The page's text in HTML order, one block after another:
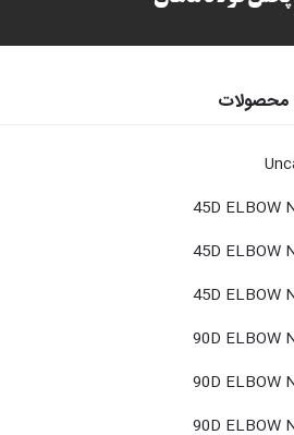
محصولات
45D ELBOW
45D ELBOW
45D ELBOW
90D ELBOW
90D ELBOW
90D ELBOW